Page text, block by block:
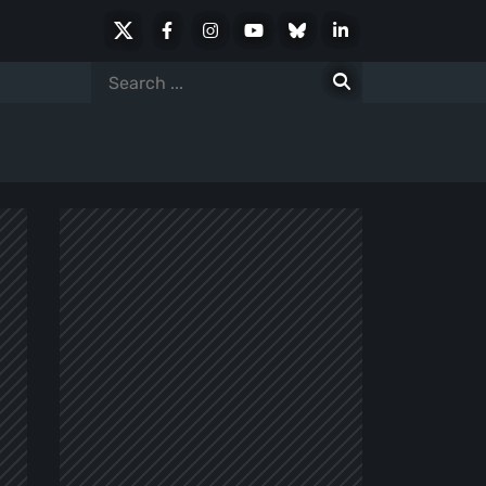
FacebookInstagramYoutubeBlueskyLinkedIn
Search